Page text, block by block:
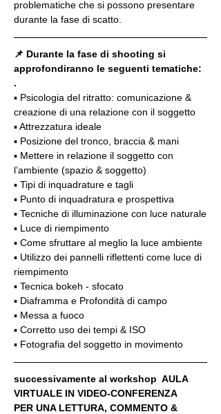
problematiche che si possono presentare
durante la fase di scatto.
📌 Durante la fase di shooting si
approfondiranno le seguenti tematiche:
.
▪️ Psicologia del ritratto: comunicazione &
creazione di una relazione con il soggetto
▪️ Attrezzatura ideale
▪️ Posizione del tronco, braccia & mani
▪️ Mettere in relazione il soggetto con
l’ambiente (spazio & soggetto)
▪️ Tipi di inquadrature e tagli
▪️ Punto di inquadratura e prospettiva
▪️ Tecniche di illuminazione con luce naturale
▪️ Luce di riempimento
▪️ Come sfruttare al meglio la luce ambiente
▪️ Utilizzo dei pannelli riflettenti come luce di
riempimento
▪️ Tecnica bokeh - sfocato
▪️ Diaframma e Profondità di campo
▪️ Messa a fuoco
▪️ Corretto uso dei tempi & ISO
▪️ Fotografia del soggetto in movimento
successivamente al workshop  AULA
VIRTUALE IN VIDEO-CONFERENZA
PER UNA LETTURA, COMMENTO &